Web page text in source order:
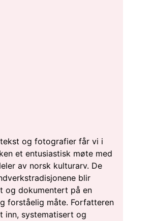
og fotografier får vi i
et entusiastisk møte med
av norsk kulturarv. De
blir
og dokumentert på en
forståelig måte. Forfatteren
inn, systematisert og